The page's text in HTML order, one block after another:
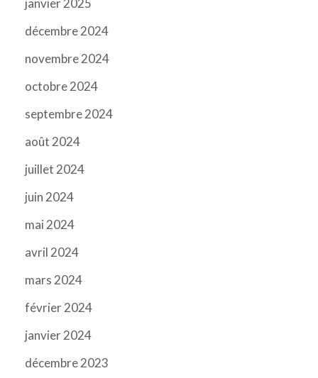
janvier 2025
décembre 2024
novembre 2024
octobre 2024
septembre 2024
août 2024
juillet 2024
juin 2024
mai 2024
avril 2024
mars 2024
février 2024
janvier 2024
décembre 2023